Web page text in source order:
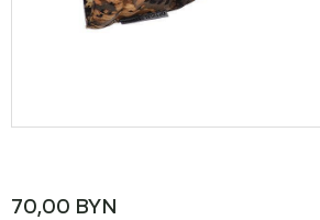
70,00 BYN